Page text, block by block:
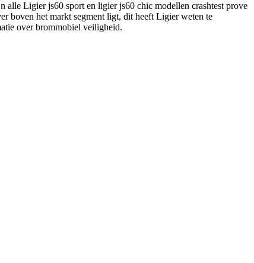
Ligier js60 sport en ligier js60 chic modellen crashtest prove
boven het markt segment ligt, dit heeft Ligier weten te
over brommobiel veiligheid.